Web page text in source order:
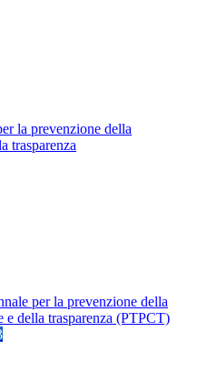
la prevenzione della
trasparenza
per la prevenzione della
e della trasparenza (PTPCT)